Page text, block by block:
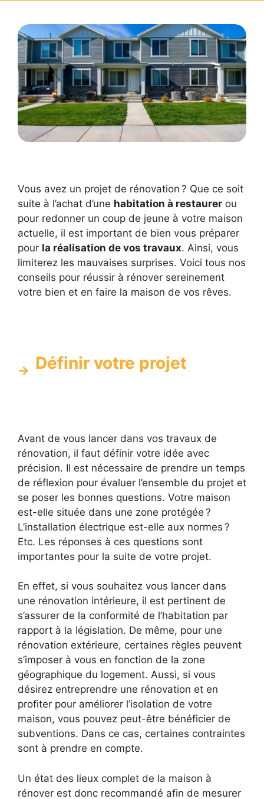
Vous avez un projet de rénovation ? Que ce soit
suite à l’achat d’une habitation à restaurer ou
pour redonner un coup de jeune à votre maison
actuelle, il est important de bien vous préparer
pour la réalisation de vos travaux. Ainsi, vous
limiterez les mauvaises surprises. Voici tous nos
conseils pour réussir à rénover sereinement
votre bien et en faire la maison de vos rêves.
Définir votre projet
Avant de vous lancer dans vos travaux de
rénovation, il faut définir votre idée avec
précision. Il est nécessaire de prendre un temps
de réflexion pour évaluer l’ensemble du projet et
se poser les bonnes questions. Votre maison
est-elle située dans une zone protégée ?
L’installation électrique est-elle aux normes ?
Etc. Les réponses à ces questions sont
importantes pour la suite de votre projet.
En effet, si vous souhaitez vous lancer dans
une rénovation intérieure, il est pertinent de
s’assurer de la conformité de l’habitation par
rapport à la législation. De même, pour une
rénovation extérieure, certaines règles peuvent
s’imposer à vous en fonction de la zone
géographique du logement. Aussi, si vous
désirez entreprendre une rénovation et en
profiter pour améliorer l’isolation de votre
maison, vous pouvez peut-être bénéficier de
subventions. Dans ce cas, certaines contraintes
sont à prendre en compte.
Un état des lieux complet de la maison à
rénover est donc recommandé afin de mesurer